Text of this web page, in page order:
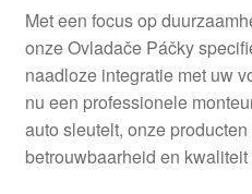
Levering
Mijn account
Over ons
Met een focus op
onze Ovladače Páčky
naadloze integratie met uw
nu een professionele
auto sleutelt, onze
betrouwbaarheid en